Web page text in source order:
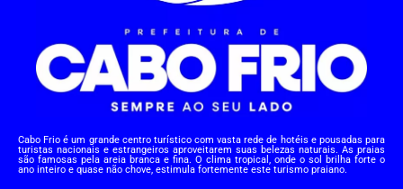
Cabo Frio é um grande centro turístico com vasta rede de hotéis e pousadas para
turistas nacionais e estrangeiros aproveitarem suas belezas naturais. As praias
são famosas pela areia branca e fina. O clima tropical, onde o sol brilha forte o
ano inteiro e quase não chove, estimula fortemente este turismo praiano.